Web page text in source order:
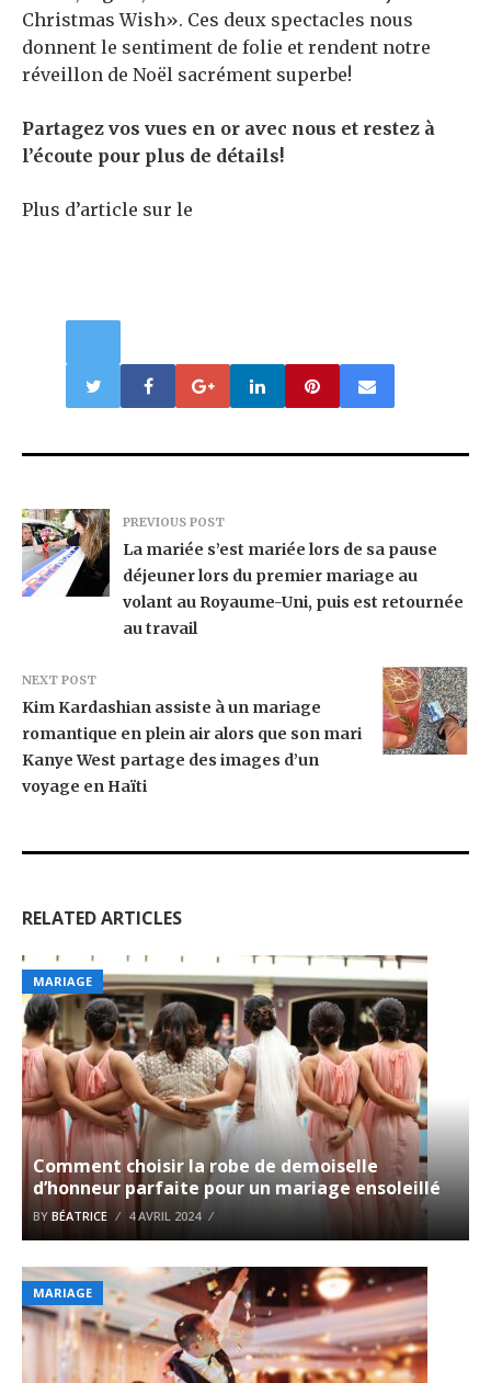
Christmas Wish». Ces deux spectacles nous
donnent le sentiment de folie et rendent notre
réveillon de Noël sacrément superbe!
Partagez vos vues en or avec nous et restez à
l’écoute pour plus de détails!
Plus d’article sur le
PREVIOUS POST
La mariée s’est mariée lors de sa pause
déjeuner lors du premier mariage au
volant au Royaume-Uni, puis est retournée
au travail
NEXT POST
Kim Kardashian assiste à un mariage
romantique en plein air alors que son mari
Kanye West partage des images d’un
voyage en Haïti
RELATED ARTICLES
MARIAGE
Comment choisir la robe de demoiselle
d’honneur parfaite pour un mariage ensoleillé
BY BÉATRICE 4 AVRIL 2024
MARIAGE